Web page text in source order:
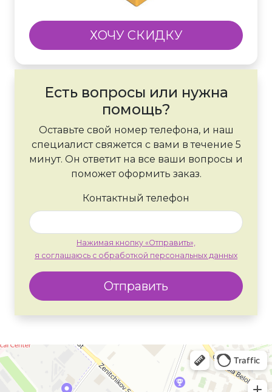
ХОЧУ СКИДКУ
Есть вопросы или нужна
помощь?
Оставьте свой номер телефона, и наш
специалист свяжется с вами в течение 5
минут. Он ответит на все ваши вопросы и
поможет оформить заказ.
Контактный телефон
Нажимая кнопку «Отправить»,
я соглашаюсь с обработкой персональных данных
Отправить
Москва
Яндекс Карты — транспорт, навигация, поиск мест